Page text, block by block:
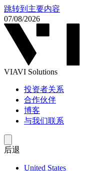
跳转到主要内容
07/08/2026
VIAVI Solutions
投资者关系
合作伙伴
博客
与我们联系
后退
United States